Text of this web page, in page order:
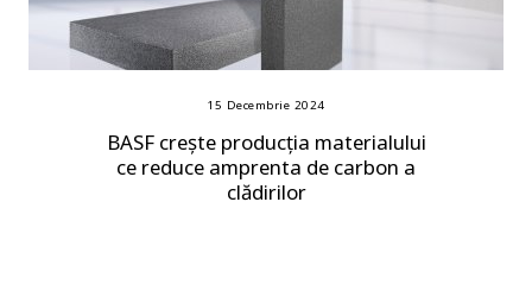
15 Decembrie 2024
BASF crește producția materialului
ce reduce amprenta de carbon a
clădirilor